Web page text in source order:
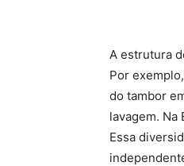
A estrutura
Por
do tambor
lavagem. Na
Essa